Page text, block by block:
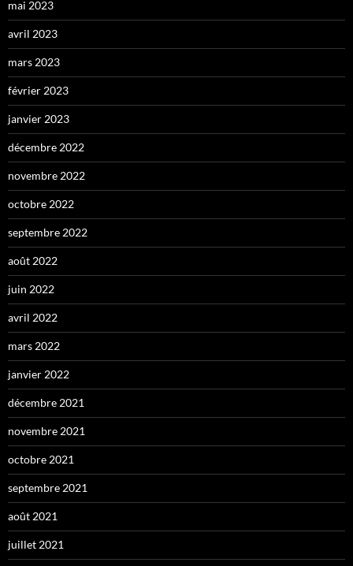
mai 2023
avril 2023
mars 2023
février 2023
janvier 2023
décembre 2022
novembre 2022
octobre 2022
septembre 2022
août 2022
juin 2022
avril 2022
mars 2022
janvier 2022
décembre 2021
novembre 2021
octobre 2021
septembre 2021
août 2021
juillet 2021